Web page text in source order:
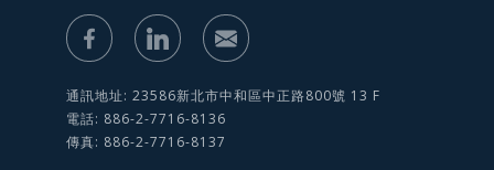
通訊地址: 23586新北市中和區中正路800號 13 F
電話: 886-2-7716-8136
傳真: 886-2-7716-8137